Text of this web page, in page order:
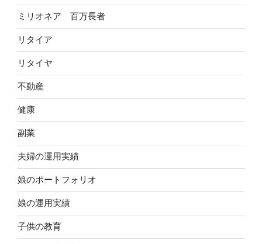
ミリオネア 百万長者
リタイア
リタイヤ
不動産
健康
副業
夫婦の運用実績
娘のポートフォリオ
娘の運用実績
子供の教育